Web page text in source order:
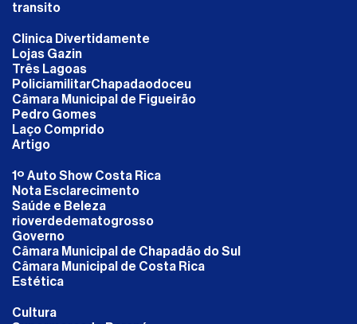
transito
Clinica Divertidamente
Lojas Gazin
Três Lagoas
PoliciamilitarChapadaodoceu
Câmara Municipal de Figueirão
Pedro Gomes
Laço Comprido
Artigo
1º Auto Show Costa Rica
Nota Esclarecimento
Saúde e Beleza
rioverdedematogrosso
Governo
Câmara Municipal de Chapadão do Sul
Câmara Municipal de Costa Rica
Estética
Cultura